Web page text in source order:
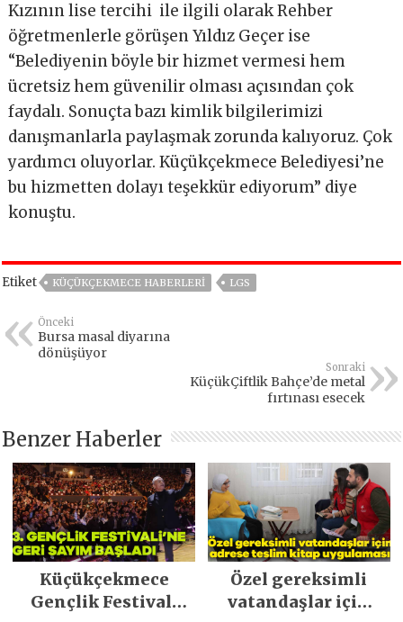
Kızının lise tercihi ile ilgili olarak Rehber
öğretmenlerle görüşen Yıldız Geçer ise
“Belediyenin böyle bir hizmet vermesi hem
ücretsiz hem güvenilir olması açısından çok
faydalı. Sonuçta bazı kimlik bilgilerimizi
danışmanlarla paylaşmak zorunda kalıyoruz. Çok
yardımcı oluyorlar. Küçükçekmece Belediyesi’ne
bu hizmetten dolayı teşekkür ediyorum” diye
konuştu.
Etiket KÜÇÜKÇEKMECE HABERLERI LGS
Önceki
Bursa masal diyarına
dönüşüyor
Sonraki
KüçükÇiftlik Bahçe’de metal
fırtınası esecek
Benzer Haberler
Küçükçekmece
Gençlik Festivali
Özel gereksimli
vatandaşlar için